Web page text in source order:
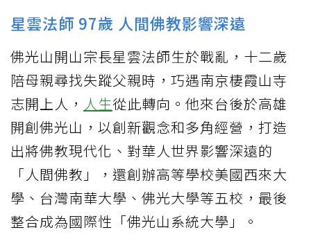
星雲法師 97歲 人間佛教影響深遠
佛光山開山宗長星雲法師生於戰亂，十二歲
陪母親尋找失蹤父親時，巧遇南京棲霞山寺
志開上人， 人生從此轉向。他來台後於高雄
開創佛光山，以創新觀念和多角經營，打造
出將佛教現代化、對華人世界影響深遠的
「人間佛教」，還創辦高等學校美國西來大
學、台灣南華大學、佛光大學等五校，最後
整合成為國際性「佛光山系統大學」。